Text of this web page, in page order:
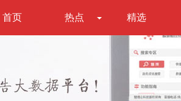
首页 热点 精选